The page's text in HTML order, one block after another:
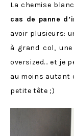
La chemise
cas de panne
avoir plusieurs:
à grand col,
oversized… et je
au moins autant
petite tête ;)